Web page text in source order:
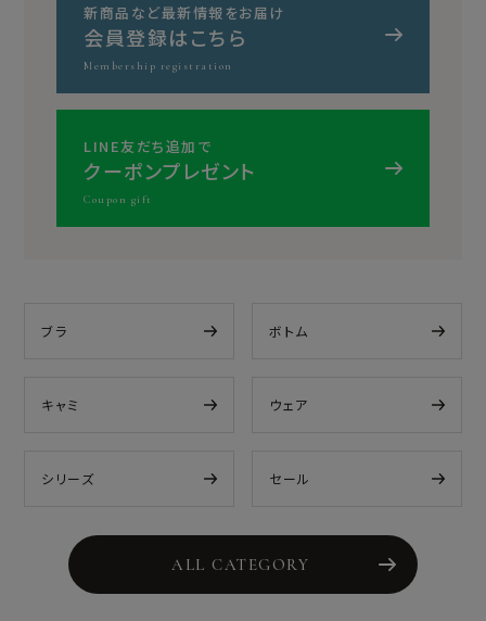
新商品など最新情報をお届け
会員登録はこちら
Membership registration
LINE友だち追加で
クーポンプレゼント
Coupon gift
ブラ ボトム
キャミ ウェア
シリーズ セール
ALL CATEGORY